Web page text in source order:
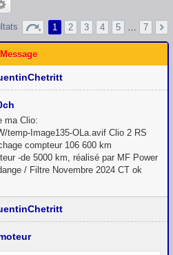
1 2 3 4 5 … 7
Message
ma Clio:
temp-Image135-OLa.avif Clio 2 RS
compteur 106 600 km
-de 5000 km, réalisé par MF Power
/ Filtre Novembre 2024 CT ok